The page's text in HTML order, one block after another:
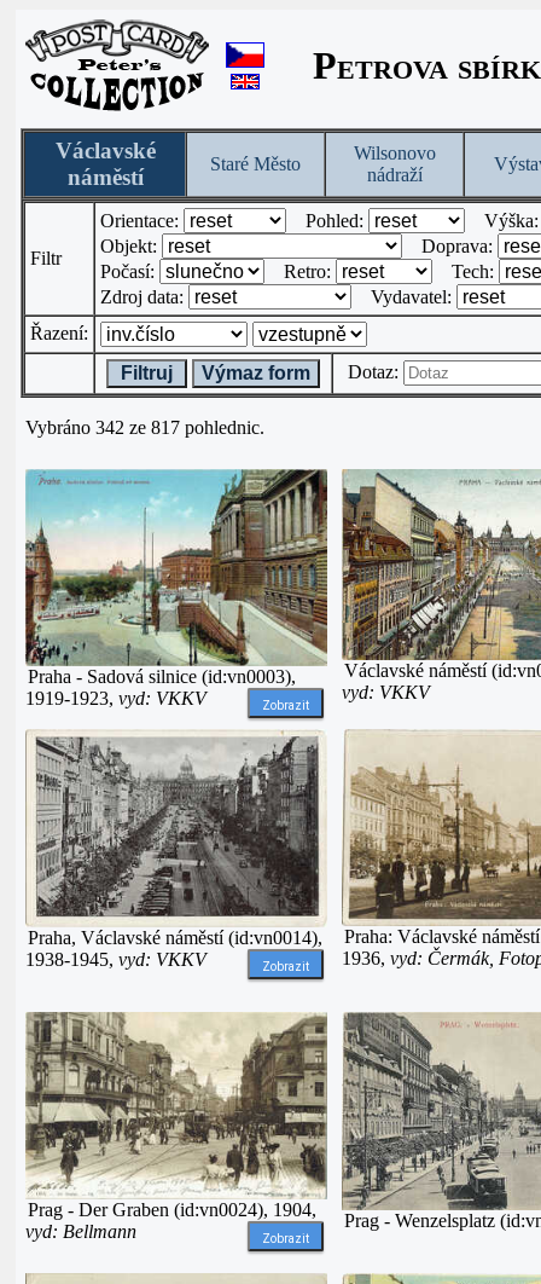
Petrova
Václavské
náměstí
Staré Město
Wilsonovo
nádraží
Filtr
Orientace: Pohled:
Objekt:
Doprava:
Počasí:
Retro:
Tech:
Zdroj data:
Vydavatel:
Řazení:
Filtruj
Výmaz form Dotaz:
Vybráno 342 ze 817 pohlednic.
Praha - Sadová silnice (id:vn0003),
1919-1923, vyd: VKKV Zobrazit
Václavské náměstí
vyd: VKKV
Praha, Václavské náměstí (id:vn0014),
1938-1945, vyd: VKKV Zobrazit
Praha: Václavské
1936, vyd: Čermák,
Prag - Der Graben (id:vn0024), 1904,
vyd: Bellmann
Zobrazit
Prag - Wenzelsplatz